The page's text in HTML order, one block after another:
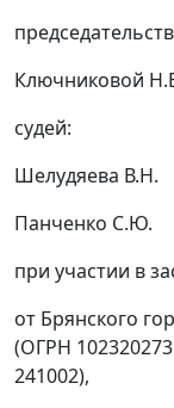
Ключниковой
судей:
Шелудяева В.Н.
Панченко С.Ю.
при участии в
от Брянского
(ОГРН
241002),